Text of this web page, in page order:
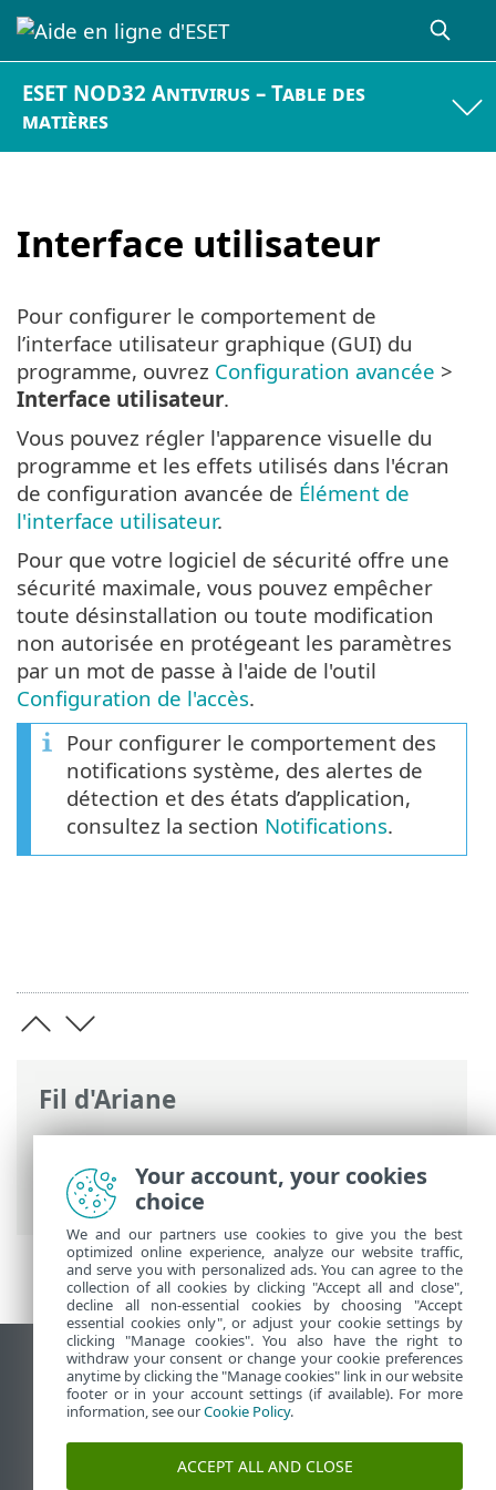
ESET NOD32 Antivirus – Table des
matières
Interface utilisateur
Fil d'Ariane
Aide en ligne d'ESET>ESET NOD32
Antivirus
>Configuration avancée>
Interface utilisateur
Pour configurer le comportement de
l’interface utilisateur graphique (GUI) du
programme, ouvrez Configuration avancée >
Interface utilisateur.
Vous pouvez régler l'apparence visuelle du
programme et les effets utilisés dans l'écran
de configuration avancée de Élément de
l'interface utilisateur.
Pour que votre logiciel de sécurité offre une
sécurité maximale, vous pouvez empêcher
toute désinstallation ou toute modification
non autorisée en protégeant les paramètres
par un mot de passe à l'aide de l'outil
Configuration de l'accès.
Pour configurer le comportement des
notifications système, des alertes de
détection et des états d’application,
consultez la section Notifications.
Afficher le site pour ordinateur de bureau
End of Life
Base de connaissances ESET
Forum ESET
ESET Status Portal
Your account, your cookies
choice
We and our partners use cookies to give you the best
optimized online experience, analyze our website traffic,
and serve you with personalized ads. You can agree to the
collection of all cookies by clicking "Accept all and close",
decline all non-essential cookies by choosing "Accept
essential cookies only", or adjust your cookie settings by
clicking "Manage cookies". You also have the right to
withdraw your consent or change your cookie preferences
anytime by clicking the "Manage cookies" link in our website
footer or in your account settings (if available). For more
information, see ourCookie Policy.
ACCEPT ALL AND CLOSE